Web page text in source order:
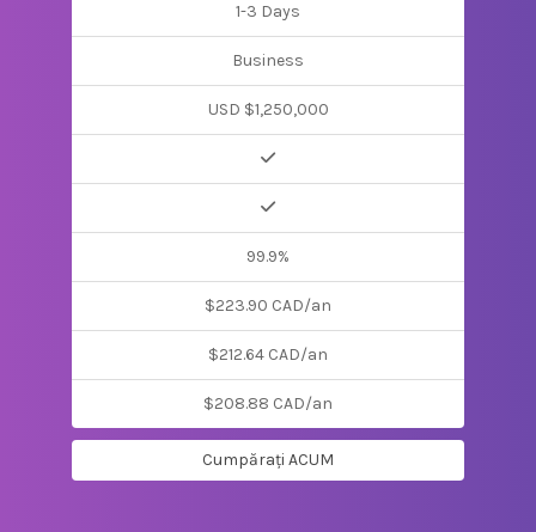
1-3 Days
Business
USD $1,250,000
99.9%
$223.90 CAD/an
$212.64 CAD/an
$208.88 CAD/an
Cumpărați ACUM